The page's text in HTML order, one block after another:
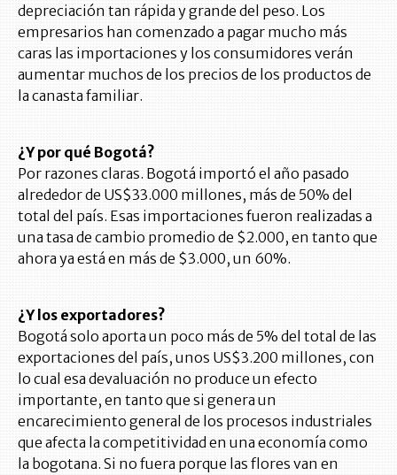
depreciación tan rápida y grande del peso. Los
empresarios han comenzado a pagar mucho más
caras las importaciones y los consumidores verán
aumentar muchos de los precios de los productos de
la canasta familiar.
¿Y por qué Bogotá?
Por razones claras. Bogotá importó el año pasado
alrededor de US$33.000 millones, más de 50% del
total del país. Esas importaciones fueron realizadas a
una tasa de cambio promedio de $2.000, en tanto que
ahora ya está en más de $3.000, un 60%.
¿Y los exportadores?
Bogotá solo aporta un poco más de 5% del total de las
exportaciones del país, unos US$3.200 millones, con
lo cual esa devaluación no produce un efecto
importante, en tanto que si genera un
encarecimiento general de los procesos industriales
que afecta la competitividad en una economía como
la bogotana. Si no fuera porque las flores van en